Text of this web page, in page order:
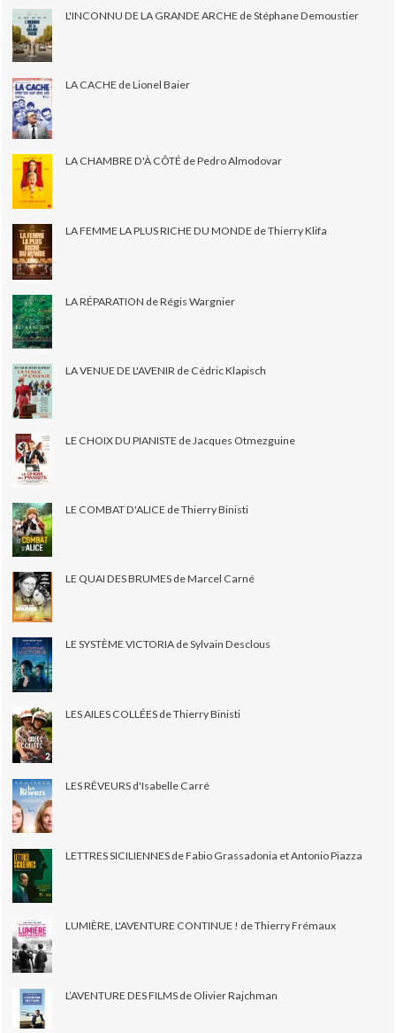
L'INCONNU DE LA GRANDE ARCHE de Stéphane Demoustier
LA CACHE de Lionel Baier
LA CHAMBRE D'À CÔTÉ de Pedro Almodovar
LA FEMME LA PLUS RICHE DU MONDE de Thierry Klifa
LA RÉPARATION de Régis Wargnier
LA VENUE DE L'AVENIR de Cédric Klapisch
LE CHOIX DU PIANISTE de Jacques Otmezguine
LE COMBAT D'ALICE de Thierry Binisti
LE QUAI DES BRUMES de Marcel Carné
LE SYSTÈME VICTORIA de Sylvain Desclous
LES AILES COLLÉES de Thierry Binisti
LES RÊVEURS d'Isabelle Carré
LETTRES SICILIENNES de Fabio Grassadonia et Antonio Piazza
LUMIÈRE, L'AVENTURE CONTINUE ! de Thierry Frémaux
L’AVENTURE DES FILMS de Olivier Rajchman